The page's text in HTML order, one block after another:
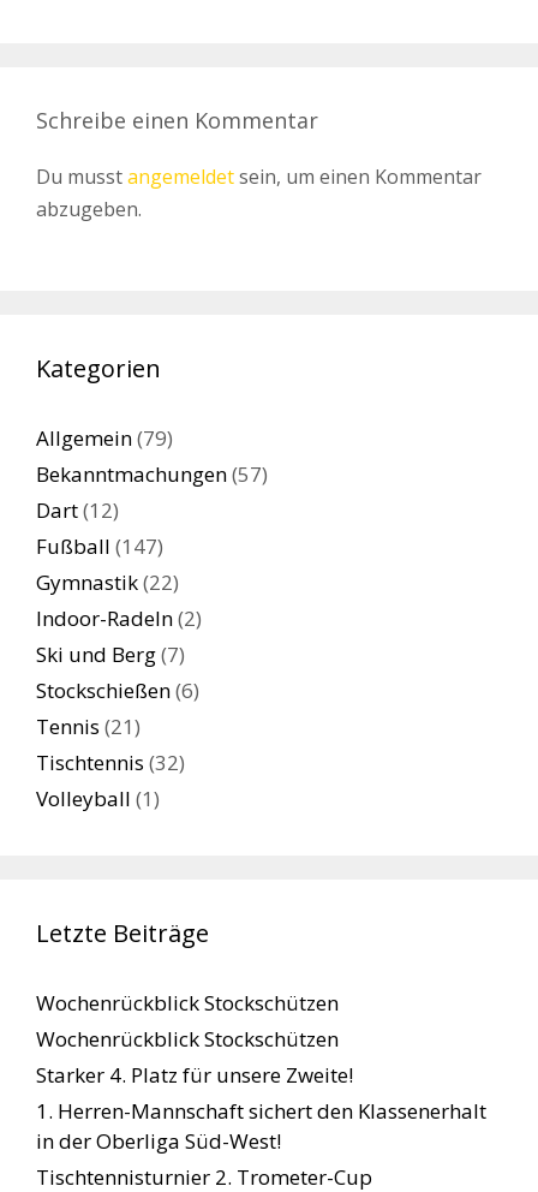
Schreibe einen Kommentar
Du musstangemeldetsein, um einen Kommentar
abzugeben.
Kategorien
Allgemein(79)
Bekanntmachungen(57)
Dart(12)
Fußball (147)
Gymnastik(22)
Indoor-Radeln(2)
Ski und Berg(7)
Stockschießen(6)
Tennis (21)
Tischtennis (32)
Volleyball (1)
Letzte Beiträge
Wochenrückblick Stockschützen
Wochenrückblick Stockschützen
Starker 4. Platz für unsere Zweite!
1. Herren-Mannschaft sichert den Klassenerhalt
in der Oberliga Süd-West!
Tischtennisturnier 2. Trometer-Cup